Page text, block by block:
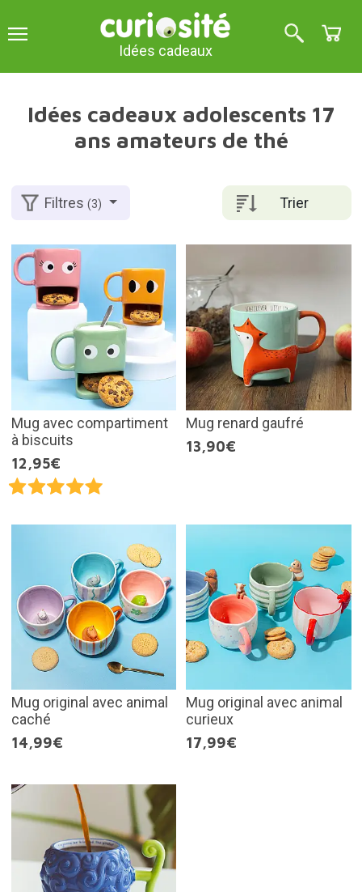
Idées cadeaux
Idées cadeaux adolescents 17
ans amateurs de thé
Trier
Filtres(3)
Mug avec compartiment
à biscuits
12,95€
Mug renard gaufré
13,90€
Mug original avec animal
caché
14,99€
Mug original avec animal
curieux
17,99€